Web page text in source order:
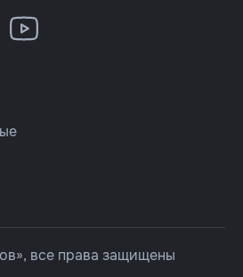
все права защищены